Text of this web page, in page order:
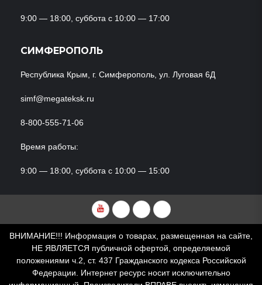
9:00 — 18:00, суббота с 10:00 — 17:00
СИМФЕРОПОЛЬ
Республика Крым, г. Симферополь, ул. Луговая 6Д
simf@megateksk.ru
8-800-555-71-06
Время работы:
9:00 — 18:00, суббота с 10:00 — 15:00
YouTubeVKvideoRuTubeDzen
ВНИМАНИЕ!!! Информация о товарах, размещенная на сайте,
НЕ ЯВЛЯЕТСЯ публичной офертой, определяемой
положениями ч.2, ст. 437 Гражданского кодекса Российской
Федерации. Интернет ресурс носит исключительно